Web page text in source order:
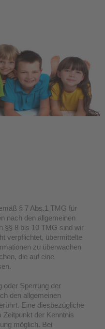
§ 7 Abs.1 TMG für
nach den allgemeinen
§§ 8 bis 10 TMG sind wir
verpflichtet, übermittelte
zu überwachen
die auf eine
oder Sperrung der
den allgemeinen
Eine diesbezügliche
Zeitpunkt der Kenntnis
möglich. Bei